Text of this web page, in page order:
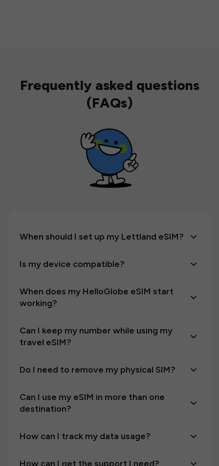
Frequently asked questions
(FAQs)
When should I set up my Lettland eSIM?
Is my device compatible?
When does my HelloGlobe eSIM start
working?
Can I keep my number while using my
travel eSIM?
Do I need to remove my physical SIM?
Can I use my eSIM in more than one
destination?
How can I track my data usage?
How can I get the support I need?